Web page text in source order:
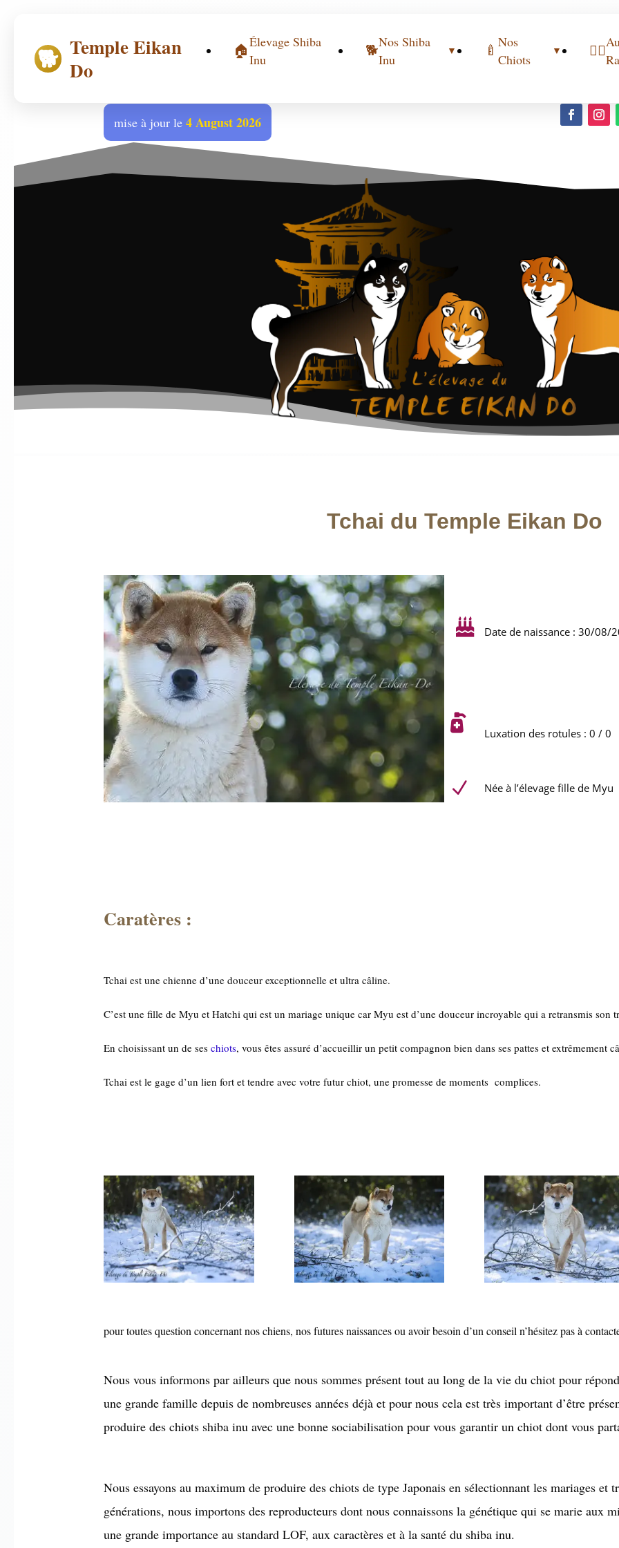
🐕 Temple Eikan
Do
🏠Élevage Shiba
Inu
🐕Nos Shiba
Inu
▼ 🍼Nos
Chiots
▼ 🐕‍🦺
mise à jour le4 August 2026
Tchai du Temple Eikan Do
 Date de naissance : 30/08/
Luxation des rotules : 0 / 0
Née à l’élevage fille de Myu

N
Caratères :
Tchai est une chienne d’une douceur exceptionnelle et ultra câline.
C’est une fille de Myu et Hatchi qui est un mariage unique car Myu est d’une douceur incroyable qui a retransmis son
En choisissant un de seschiots, vous êtes assuré d’accueillir un petit compagnon bien dans ses pattes et extrêmement
Tchai est le gage d’un lien fort et tendre avec votre futur chiot, une promesse de moments complices.
pour toutes question concernant nos chiens, nos futures naissances ou avoir besoin d’un conseil n’hésitez pas à
Nous vous informons par ailleurs que nous sommes présent tout au long de la vie du chiot pour
une grande famille depuis de nombreuses années déjà et pour nous cela est très important d’être
produire des chiots shiba inu avec une bonne sociabilisation pour vous garantir un chiot dont vous
Nous essayons au maximum de produire des chiots de type Japonais en sélectionnant les mariages
générations, nous importons des reproducteurs dont nous connaissons la génétique qui se marie aux
une grande importance au standard LOF, aux caractères et à la santé du shiba inu.